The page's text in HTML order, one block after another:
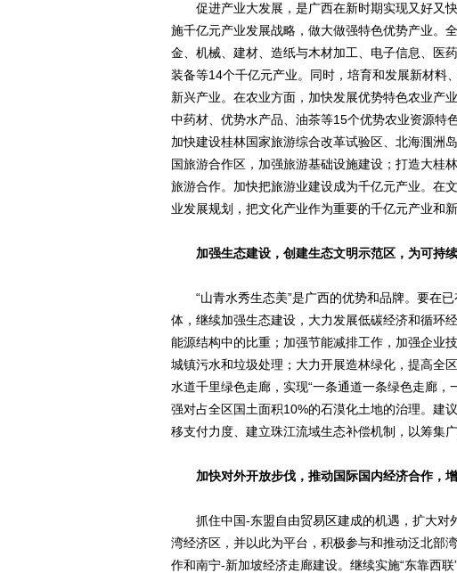
促进产业大发展，是广西在新时期实现又好又
施千亿元产业发展战略，做大做强特色优势产业。
金、机械、建材、造纸与木材加工、电子信息、医
装备等14个千亿元产业。同时，培育和发展新材料
新兴产业。在农业方面，加快发展优势特色农业产
中药材、优势水产品、油茶等15个优势农业资源特
加快建设桂林国家旅游综合改革试验区、北海涠洲
国旅游合作区，加强旅游基础设施建设；打造大桂
旅游合作。加快把旅游业建设成为千亿元产业。在
业发展规划，把文化产业作为重要的千亿元产业和
加强生态建设，创建生态文明示范区，为可持
“山青水秀生态美”是广西的优势和品牌。要在已
体，继续加强生态建设，大力发展低碳经济和循环
能源结构中的比重；加强节能减排工作，加强企业
城镇污水和垃圾处理；大力开展造林绿化，提高全
水道千里绿色走廊，实现“一条通道一条绿色走廊
强对占全区国土面积10%的石漠化土地的治理。建
移支付力度、建立珠江流域生态补偿机制，以筹集
加快对外开放步伐，推动国际国内经济合作，
抓住中国-东盟自由贸易区建成的机遇，扩大对
湾经济区，并以此为平台，积极参与和推动泛北部
作和南宁-新加坡经济走廊建设。继续实施“东靠西